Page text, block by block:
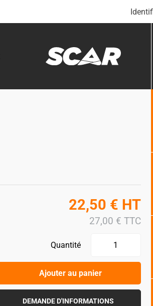
22,50 € HT
27,00 € TTC
Quantité
Ajouter au panier
DEMANDE D'INFORMATIONS